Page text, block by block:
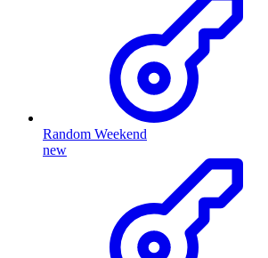
Random Weekend
new